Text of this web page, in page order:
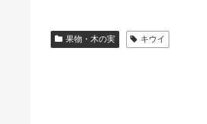
果物・木の実 キウイ